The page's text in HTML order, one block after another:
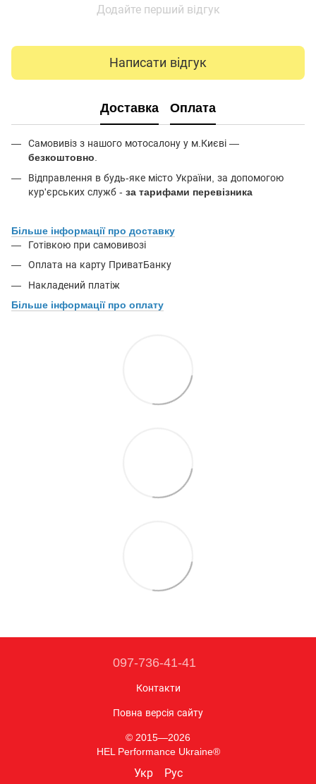
Додайте перший відгук
Написати відгук
Доставка Оплата
Самовивіз з нашого мотосалону у м.Києві —
безкоштовно.
Відправлення в будь-яке місто України, за допомогою
кур'єрських служб - за тарифами перевізника
Більше інформації про доставку
Готівкою при самовивозі
Оплата на карту ПриватБанку
Накладений платіж
Більше інформації про оплату
097-736-41-41
Контакти
Повна версія сайту
© 2015—2026
HEL Performance Ukraine®
Укр Рус